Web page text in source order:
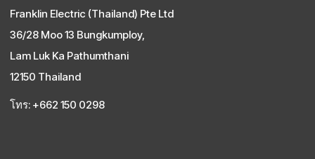
Franklin Electric (Thailand) Pte Ltd
36/28 Moo 13 Bungkumploy,
Lam Luk Ka Pathumthani
12150 Thailand
โทร: +662 150 0298